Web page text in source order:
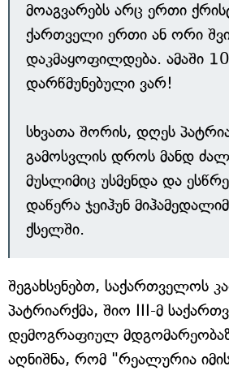
მოაგვარებს არც ერთი
ქართველი ერთი ან ორი
დაკმაყოფილდება. ამაში
დარწმუნებული ვარ!
სხვათა შორის, დღეს
გამოსვლის დროს მანდ
მუსლიმიც უსმენდა და
დაწერა ჯეიჰუნ
ქსელში.
შეგახსენებთ, საქართველოს
პატრიარქმა, შიო III-მ
დემოგრაფიულ
აღნიშნა, რომ "რეალურია